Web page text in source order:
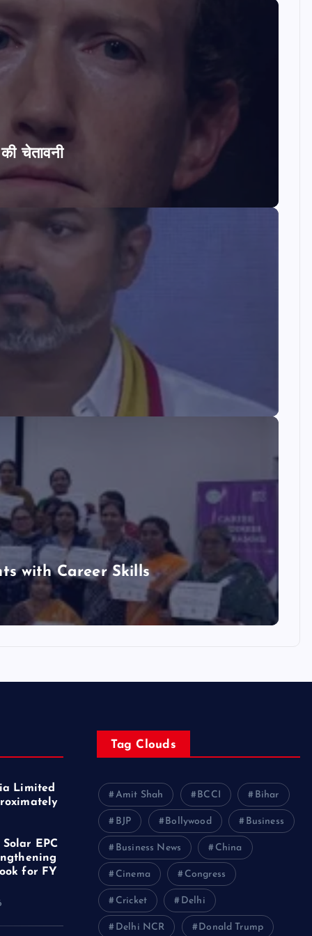
की चेतावनी
with Career Skills
Limited
Solar EPC
for FY
Tag Clouds
Amit Shah BCCI Bihar
BJP Bollywood Business
Business News China
Cinema Congress
Cricket Delhi
Delhi NCR Donald Trump